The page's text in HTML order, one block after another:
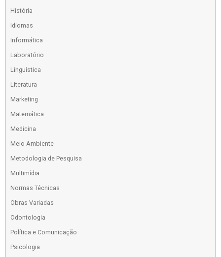
História
Idiomas
Informática
Laboratório
Linguística
Literatura
Marketing
Matemática
Medicina
Meio Ambiente
Metodologia de Pesquisa
Multimídia
Normas Técnicas
Obras Variadas
Odontologia
Política e Comunicação
Psicologia